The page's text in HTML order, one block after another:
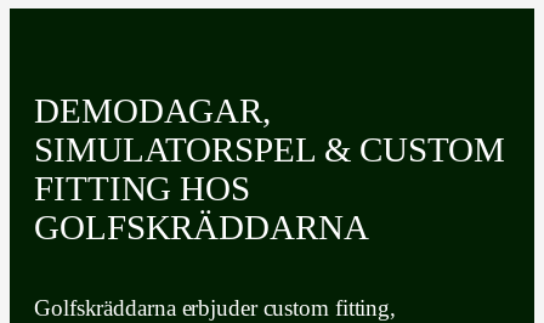
DEMODAGAR,
SIMULATORSPEL & CUSTOM
FITTING HOS
GOLFSKRÄDDARNA
Golfskräddarna erbjuder custom fitting,